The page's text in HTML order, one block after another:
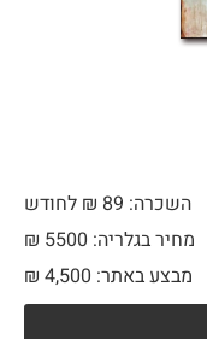
השכרה: 89 ₪ לחודש
מחיר בגלריה: 5500 ₪
מבצע באתר:
₪ 4,500